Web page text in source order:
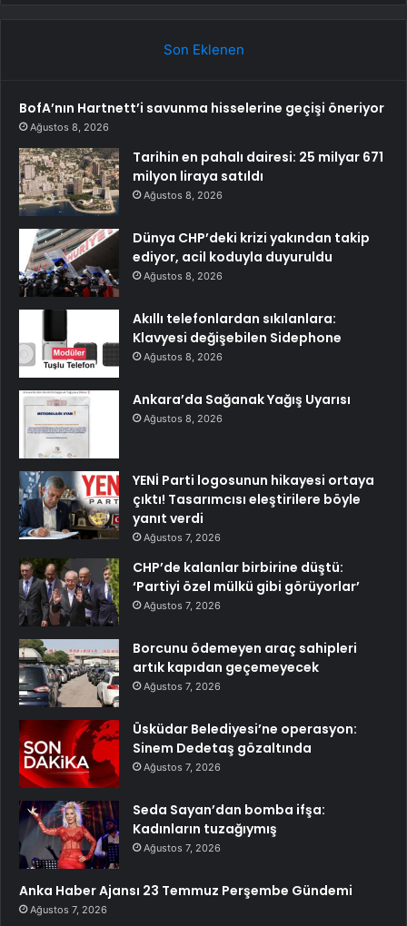
Son Eklenen
BofA’nın Hartnett’i savunma hisselerine geçişi öneriyor
Ağustos 8, 2026
Tarihin en pahalı dairesi: 25 milyar 671
milyon liraya satıldı
Ağustos 8, 2026
Dünya CHP’deki krizi yakından takip
ediyor, acil koduyla duyuruldu
Ağustos 8, 2026
Akıllı telefonlardan sıkılanlara:
Klavyesi değişebilen Sidephone
Ağustos 8, 2026
Ankara’da Sağanak Yağış Uyarısı
Ağustos 8, 2026
YENİ Parti logosunun hikayesi ortaya
çıktı! Tasarımcısı eleştirilere böyle
yanıt verdi
Ağustos 7, 2026
CHP’de kalanlar birbirine düştü:
‘Partiyi özel mülkü gibi görüyorlar’
Ağustos 7, 2026
Borcunu ödemeyen araç sahipleri
artık kapıdan geçemeyecek
Ağustos 7, 2026
Üsküdar Belediyesi’ne operasyon:
Sinem Dedetaş gözaltında
Ağustos 7, 2026
Seda Sayan’dan bomba ifşa:
Kadınların tuzağıymış
Ağustos 7, 2026
Anka Haber Ajansı 23 Temmuz Perşembe Gündemi
Ağustos 7, 2026